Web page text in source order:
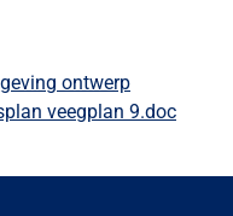
ontwerp
veegplan 9.doc